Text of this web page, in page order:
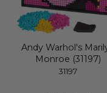
Andy Warhol's
Monroe (31197)
31197